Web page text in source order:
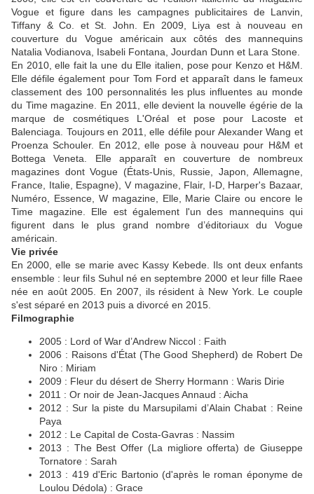
Vogue et figure dans les campagnes publicitaires de Lanvin,
Tiffany & Co. et St. John. En 2009, Liya est à nouveau en
couverture du Vogue américain aux côtés des mannequins
Natalia Vodianova, Isabeli Fontana, Jourdan Dunn et Lara Stone.
En 2010, elle fait la une du Elle italien, pose pour Kenzo et H&M.
Elle défile également pour Tom Ford et apparaît dans le fameux
classement des 100 personnalités les plus influentes au monde
du Time magazine. En 2011, elle devient la nouvelle égérie de la
marque de cosmétiques L'Oréal et pose pour Lacoste et
Balenciaga. Toujours en 2011, elle défile pour Alexander Wang et
Proenza Schouler. En 2012, elle pose à nouveau pour H&M et
Bottega Veneta. Elle apparaît en couverture de nombreux
magazines dont Vogue (États-Unis, Russie, Japon, Allemagne,
France, Italie, Espagne), V magazine, Flair, I-D, Harper's Bazaar,
Numéro, Essence, W magazine, Elle, Marie Claire ou encore le
Time magazine. Elle est également l'un des mannequins qui
figurent dans le plus grand nombre d’éditoriaux du Vogue
américain.
Vie privée
En 2000, elle se marie avec Kassy Kebede. Ils ont deux enfants
ensemble : leur fils Suhul né en septembre 2000 et leur fille Raee
née en août 2005. En 2007, ils résident à New York. Le couple
s'est séparé en 2013 puis a divorcé en 2015.
Filmographie
2005 : Lord of War d’Andrew Niccol : Faith
2006 : Raisons d'État (The Good Shepherd) de Robert De
Niro : Miriam
2009 : Fleur du désert de Sherry Hormann : Waris Dirie
2011 : Or noir de Jean-Jacques Annaud : Aicha
2012 : Sur la piste du Marsupilami d’Alain Chabat : Reine
Paya
2012 : Le Capital de Costa-Gavras : Nassim
2013 : The Best Offer (La migliore offerta) de Giuseppe
Tornatore : Sarah
2013 : 419 d'Eric Bartonio (d'après le roman éponyme de
Loulou Dédola) : Grace